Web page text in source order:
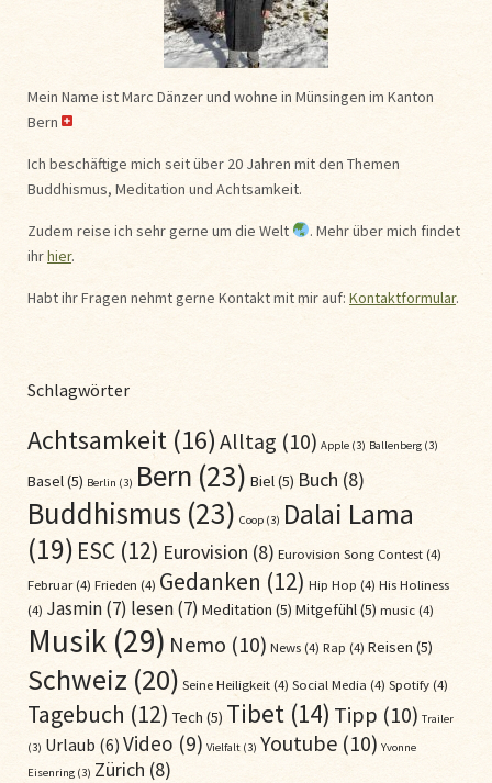
Mein Name ist Marc Dänzer und wohne in Münsingen im Kanton
Bern
Ich beschäftige mich seit über 20 Jahren mit den Themen
Buddhismus, Meditation und Achtsamkeit.
Zudem reise ich sehr gerne um die Welt
. Mehr über mich findet
ihrhier.
Habt ihr Fragen nehmt gerne Kontakt mit mir auf: Kontaktformular.
Schlagwörter
Achtsamkeit (16) Alltag (10) Apple (3) Ballenberg (3)
Basel(5) Berlin (3) Bern (23) Biel(5) Buch (8)
Buddhismus (23) Coop (3) Dalai Lama
(19) ESC (12) Eurovision (8) Eurovision Song Contest(4)
Februar(4) Frieden (4) Gedanken (12) Hip Hop (4) His Holiness
(4) Jasmin(7) lesen(7) Meditation (5) Mitgefühl(5) music(4)
Musik (29) Nemo (10) News(4) Rap (4) Reisen (5)
Schweiz (20) Seine Heiligkeit(4) Social Media (4) Spotify(4)
Tagebuch (12) Tech (5) Tibet (14) Tipp (10) Trailer
(3) Urlaub (6) Video (9) Vielfalt (3) Youtube (10) Yvonne
Eisenring (3) Zürich (8)